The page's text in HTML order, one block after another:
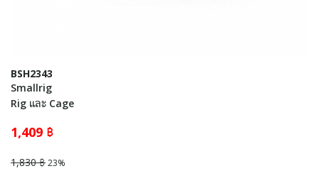
BSH2343
Smallrig
Rig และ Cage
1,409 ฿
1,830 ฿23%